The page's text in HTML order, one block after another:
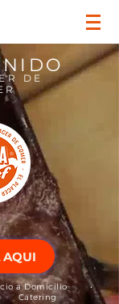
DE
AQUI
a Domicilio •